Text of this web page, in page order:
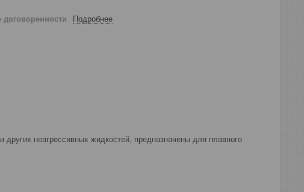
договоренности Подробнее
неагрессивных жидкостей, предназначены для плавного